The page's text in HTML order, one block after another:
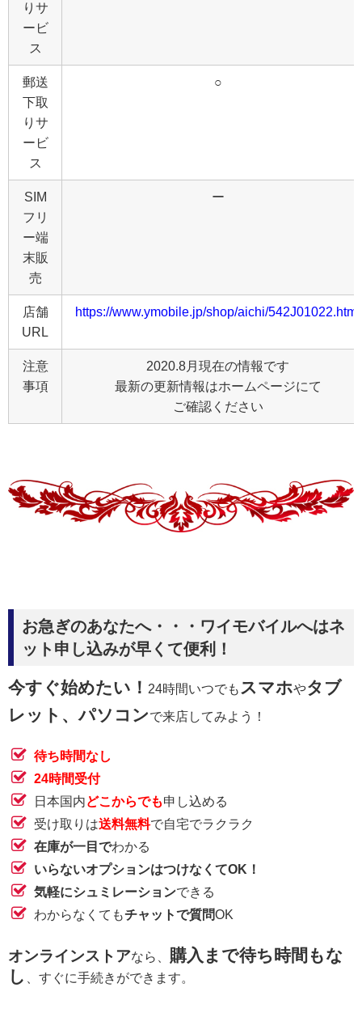
りサ
ービ
ス
郵送
下取
りサ
ービ
ス
○
SIM
フリ
ー端
末販
売
ー
店舗
URL
https://www.ymobile.jp/shop/aichi/542J01022.html
注意
事項
2020.8月現在の情報です
最新の更新情報はホームページにて
ご確認ください
お急ぎのあなたへ・・・ワイモバイルへはネ
ット申し込みが早くて便利！
今すぐ始めたい！ 24時間いつでもスマホやタブ
レット、パソコンで来店してみよう！
待ち時間なし
24時間受付
日本国内どこからでも申し込める
受け取りは送料無料で自宅でラクラク
在庫が一目でわかる
いらないオプションはつけなくてOK！
気軽にシュミレーションできる
わからなくてもチャットで質問OK
オンラインストアなら、 購入まで待ち時間もな
し
、すぐに手続きができます。